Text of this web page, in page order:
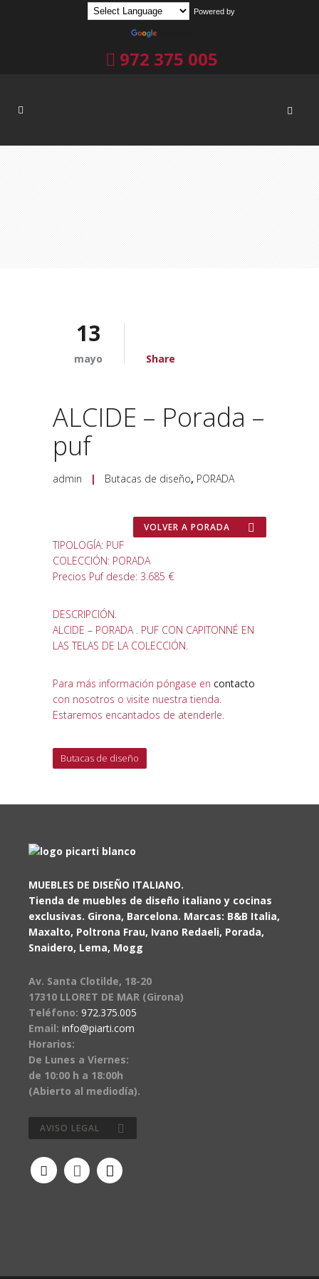
Powered by
972 375 005
13
mayo Share
ALCIDE – Porada –
puf
admin | Butacas de diseño, PORADA
VOLVER A PORADA
TIPOLOGÍA: PUF
COLECCIÓN: PORADA
Precios Puf desde: 3.685 €
DESCRIPCIÓN.
ALCIDE – PORADA . PUF CON CAPITONNÉ EN
LAS TELAS DE LA COLECCIÓN.
Para más información póngase en contacto
con nosotros o visite nuestra tienda.
Estaremos encantados de atenderle.
Butacas de diseño
MUEBLES DE DISEÑO ITALIANO.
Tienda de muebles de diseño italiano y cocinas
exclusivas. Girona, Barcelona. Marcas: B&B Italia,
Maxalto, Poltrona Frau, Ivano Redaeli, Porada,
Snaidero, Lema, Mogg
Av. Santa Clotilde, 18-20
17310 LLORET DE MAR (Girona)
Teléfono: 972.375.005
Email: info@piarti.com
Horarios:
De Lunes a Viernes:
de 10:00 h a 18:00h
(Abierto al mediodía).
AVISO LEGAL